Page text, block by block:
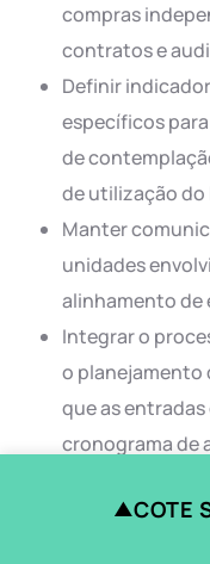
compras
contratos e
Definir
específicos
de
de utilização
Manter
unidades
alinhamento de
Integrar o
o planejamento
que as
cronograma de
Essa abordagem
▲COTE